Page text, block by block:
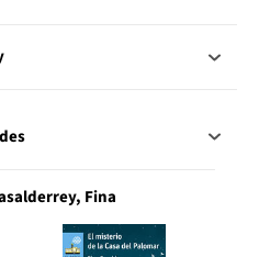
Fina